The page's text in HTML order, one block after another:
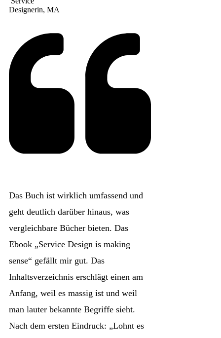
Designerin, MA
Das Buch ist wirklich umfassend und
geht deutlich darüber hinaus, was
vergleichbare Bücher bieten. Das
Ebook „Service Design is making
sense“ gefällt mir gut. Das
Inhaltsverzeichnis erschlägt einen am
Anfang, weil es massig ist und weil
man lauter bekannte Begriffe sieht.
Nach dem ersten Eindruck: „Lohnt es